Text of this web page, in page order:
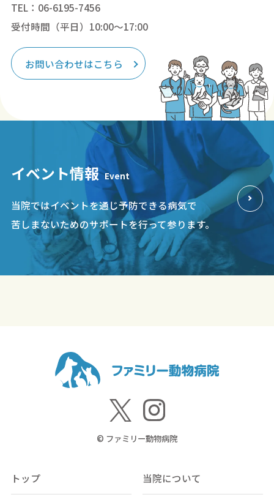
TEL：06-6195-7456
受付時間（平日）10:00～17:00
お問い合わせはこちら
イベント情報 Event
当院ではイベントを通じ予防できる病気で
苦しまないためのサポートを行って参ります。
© ファミリー動物病院
トップ 当院について